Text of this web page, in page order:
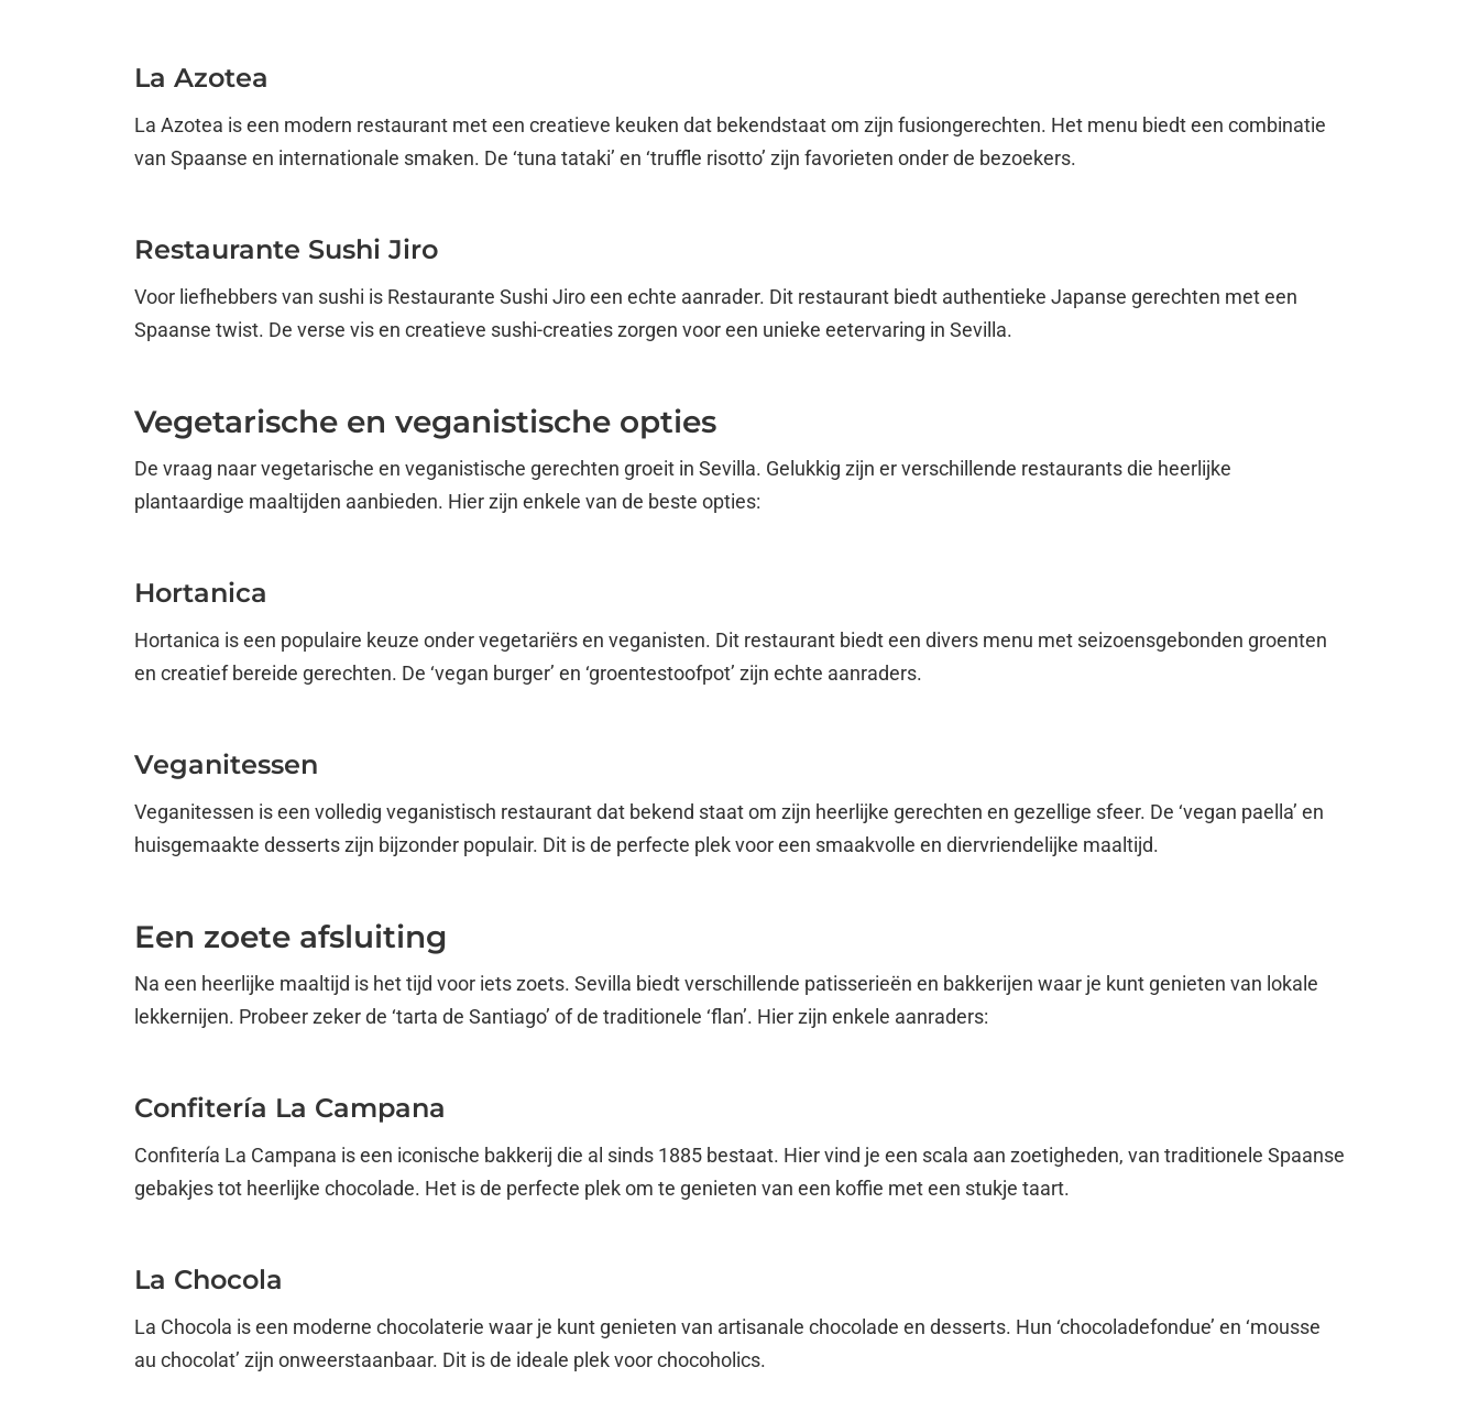
La Azotea
La Azotea is een modern restaurant met een creatieve keuken dat bekendstaat om zijn fusiongerechten. Het menu biedt een combinatie
van Spaanse en internationale smaken. De ‘tuna tataki’ en ‘truffle risotto’ zijn favorieten onder de bezoekers.
Restaurante Sushi Jiro
Voor liefhebbers van sushi is Restaurante Sushi Jiro een echte aanrader. Dit restaurant biedt authentieke Japanse gerechten met een
Spaanse twist. De verse vis en creatieve sushi-creaties zorgen voor een unieke eetervaring in Sevilla.
Vegetarische en veganistische opties
De vraag naar vegetarische en veganistische gerechten groeit in Sevilla. Gelukkig zijn er verschillende restaurants die heerlijke
plantaardige maaltijden aanbieden. Hier zijn enkele van de beste opties:
Hortanica
Hortanica is een populaire keuze onder vegetariërs en veganisten. Dit restaurant biedt een divers menu met seizoensgebonden groenten
en creatief bereide gerechten. De ‘vegan burger’ en ‘groentestoofpot’ zijn echte aanraders.
Veganitessen
Veganitessen is een volledig veganistisch restaurant dat bekend staat om zijn heerlijke gerechten en gezellige sfeer. De ‘vegan paella’ en
huisgemaakte desserts zijn bijzonder populair. Dit is de perfecte plek voor een smaakvolle en diervriendelijke maaltijd.
Een zoete afsluiting
Na een heerlijke maaltijd is het tijd voor iets zoets. Sevilla biedt verschillende patisserieën en bakkerijen waar je kunt genieten van lokale
lekkernijen. Probeer zeker de ‘tarta de Santiago’ of de traditionele ‘flan’. Hier zijn enkele aanraders:
Confitería La Campana
Confitería La Campana is een iconische bakkerij die al sinds 1885 bestaat. Hier vind je een scala aan zoetigheden, van traditionele Spaanse
gebakjes tot heerlijke chocolade. Het is de perfecte plek om te genieten van een koffie met een stukje taart.
La Chocola
La Chocola is een moderne chocolaterie waar je kunt genieten van artisanale chocolade en desserts. Hun ‘chocoladefondue’ en ‘mousse
au chocolat’ zijn onweerstaanbaar. Dit is de ideale plek voor chocoholics.